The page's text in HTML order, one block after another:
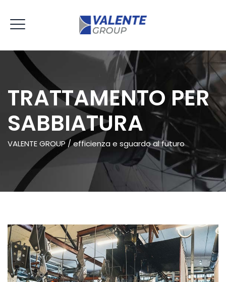
TRATTAMENTO PER
SABBIATURA
VALENTE GROUP / efficienza e sguardo al futuro